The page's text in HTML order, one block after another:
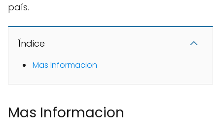
país.
Índice
Mas Informacion
Mas Informacion